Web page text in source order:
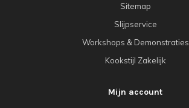
Sitemap
Slijpservice
Workshops & Demonstraties
Kookstijl Zakelijk
Mijn account